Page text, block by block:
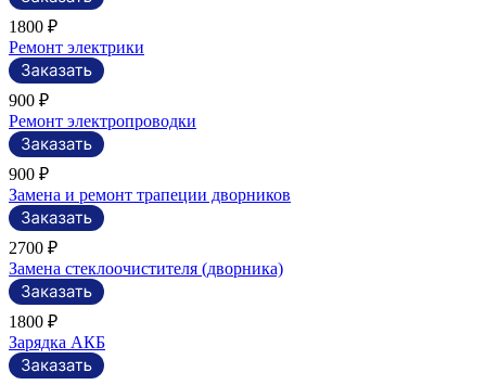
1800 ₽
Ремонт электрики
900 ₽
Ремонт электропроводки
900 ₽
Замена и ремонт трапеции дворников
2700 ₽
Замена стеклоочистителя (дворника)
1800 ₽
Зарядка АКБ